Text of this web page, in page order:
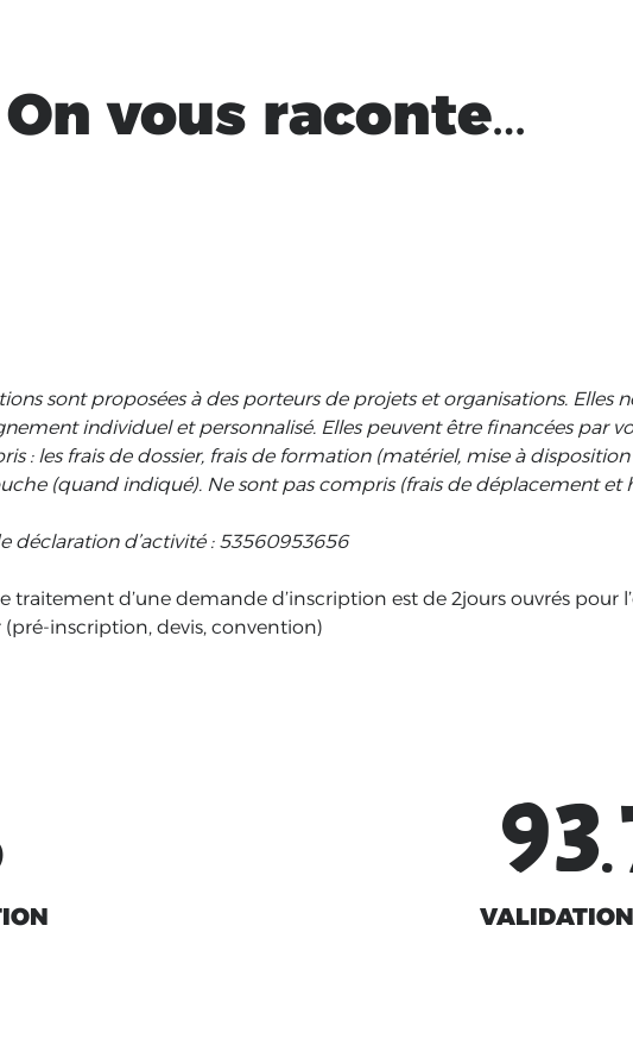
On vous raconte…
lieu »
sont proposées à des porteurs de projets et organisations.
individuel et personnalisé. Elles peuvent être financées par
: les frais de dossier, frais de formation (matériel, mise à
(quand indiqué). Ne sont pas compris (frais de déplacement et
déclaration d’activité : 53560953656
traitement d’une demande d’inscription est de 2jours ouvrés pour
inscription, devis, convention)